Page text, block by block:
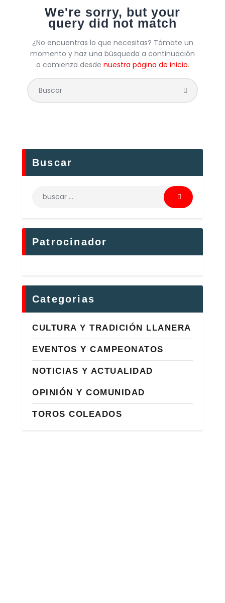
We're sorry, but your
query did not match
¿No encuentras lo que necesitas? Tómate un
momento y haz una búsqueda a continuación
o comienza desde nuestra página de inicio.
Buscar
Patrocinador
Categorias
CULTURA Y TRADICIÓN LLANERA
EVENTOS Y CAMPEONATOS
NOTICIAS Y ACTUALIDAD
OPINIÓN Y COMUNIDAD
TOROS COLEADOS